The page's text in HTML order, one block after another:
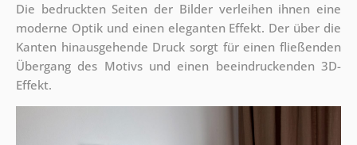
Die bedruckten Seiten der Bilder verleihen ihnen eine
moderne Optik und einen eleganten Effekt. Der über die
Kanten hinausgehende Druck sorgt für einen fließenden
Übergang des Motivs und einen beeindruckenden 3D-
Effekt.